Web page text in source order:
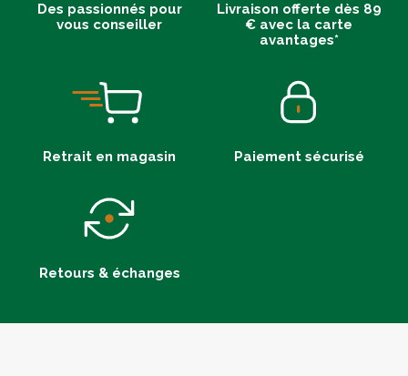
Des passionnés pour
vous conseiller
Livraison offerte dès 89
€ avec la carte
avantages*
Retrait en magasin Paiement sécurisé
Retours & échanges